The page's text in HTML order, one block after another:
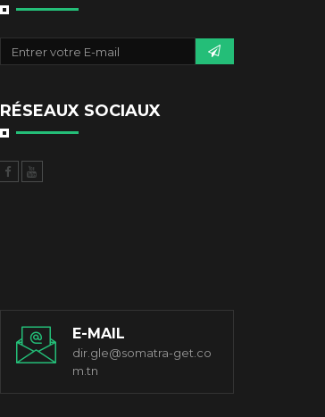
RÉSEAUX SOCIAUX
E-MAIL
dir.gle@somatra-get.co
m.tn